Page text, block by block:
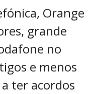
Orange
grande
no
e menos
ter acordos